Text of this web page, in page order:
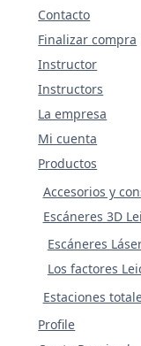
Contacto
Finalizar compra
Instructor
Instructors
La empresa
Mi cuenta
Productos
Accesorios y
Escáneres 3D
Escáneres
Los factores
Estaciones
Profile